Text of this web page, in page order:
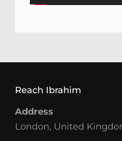
Reach Ibrahim
Address
London, United